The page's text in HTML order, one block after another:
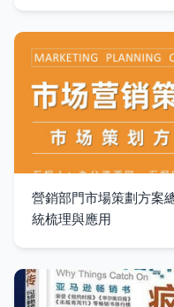
營銷部門市場策劃方案
統梳理與應用